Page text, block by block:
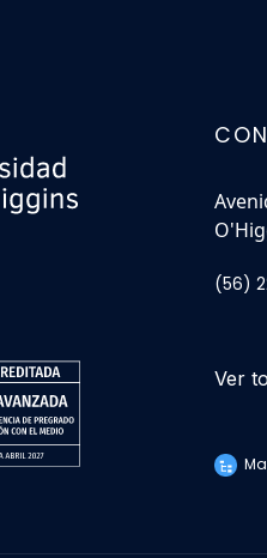
(56)
Ver